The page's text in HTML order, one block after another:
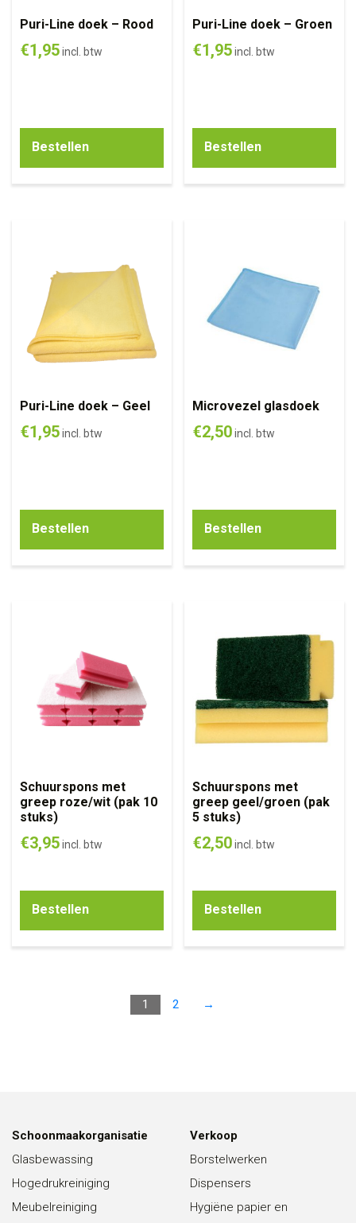
Puri-Line doek – Rood
€1,95incl. btw
Bestellen
Puri-Line doek – Groen
€1,95 incl. btw
Bestellen
Puri-Line doek – Geel
€1,95incl. btw
Bestellen
Microvezel glasdoek
€2,50 incl. btw
Bestellen
Schuurspons met
greep roze/wit (pak 10
stuks)
€3,95incl. btw
Bestellen
Schuurspons met
greep geel/groen (pak
5 stuks)
€2,50 incl. btw
Bestellen
1 2 →
Schoonmaakorganisatie
Glasbewassing
Hogedrukreiniging
Meubelreiniging
Verkoop
Borstelwerken
Dispensers
Hygiëne papier en